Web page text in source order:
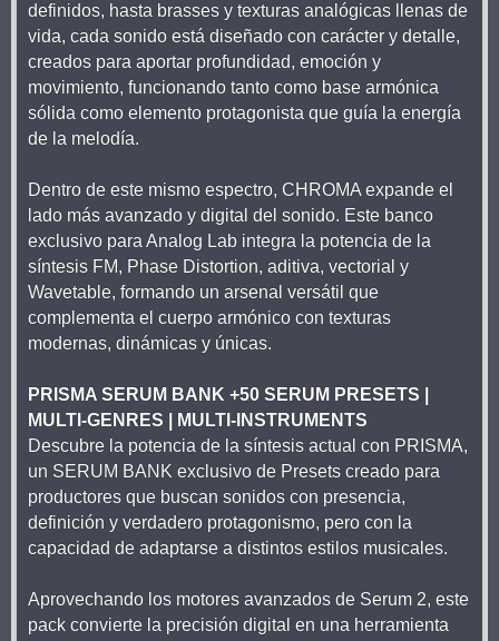
definidos, hasta brasses y texturas analógicas llenas de
vida, cada sonido está diseñado con carácter y detalle,
creados para aportar profundidad, emoción y
movimiento, funcionando tanto como base armónica
sólida como elemento protagonista que guía la energía
de la melodía.
Dentro de este mismo espectro, CHROMA expande el
lado más avanzado y digital del sonido. Este banco
exclusivo para Analog Lab integra la potencia de la
síntesis FM, Phase Distortion, aditiva, vectorial y
Wavetable, formando un arsenal versátil que
complementa el cuerpo armónico con texturas
modernas, dinámicas y únicas.
PRISMA SERUM BANK +50 SERUM PRESETS |
MULTI-GENRES | MULTI-INSTRUMENTS
Descubre la potencia de la síntesis actual con PRISMA,
un SERUM BANK exclusivo de Presets creado para
productores que buscan sonidos con presencia,
definición y verdadero protagonismo, pero con la
capacidad de adaptarse a distintos estilos musicales.
Aprovechando los motores avanzados de Serum 2, este
pack convierte la precisión digital en una herramienta